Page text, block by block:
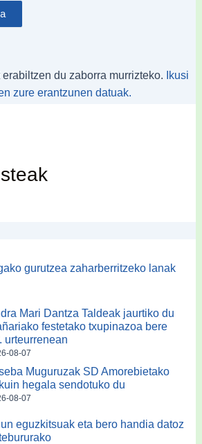
du zaborra murrizteko.
Ikusi
zure erantzunen datuak.
gurutzea zaharberritzeko lanak
Mari Dantza Taldeak jaurtiko du
festetako txupinazoa bere
urteurrenean
08-07
Muguruzak SD Amorebietako
hegala sendotuko du
08-07
eguzkitsuak eta bero handia datoz